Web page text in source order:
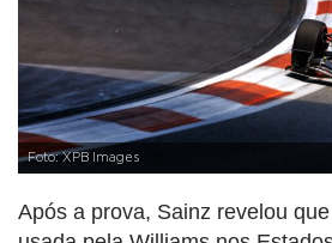
Foto: XPB Images
Após a prova, Sainz revelou